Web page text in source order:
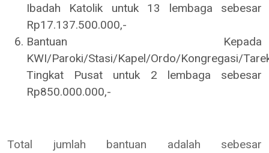
Ibadah Katolik untuk 13 lembaga sebesar
Rp17.137.500.000,-
Bantuan Kepada
KWI/Paroki/Stasi/Kapel/Ordo/Kongregasi/
Tingkat Pusat untuk 2 lembaga sebesar
Rp850.000.000,-
Total jumlah bantuan adalah sebesar